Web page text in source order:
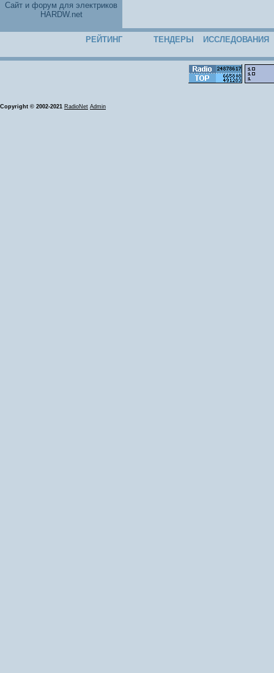
Cайт и форум для электриков
HARDW.net
РЕЙТИНГ ТЕНДЕРЫ ИССЛЕДОВАНИЯ
Copyright © 2002-2021 RadioNet Admin